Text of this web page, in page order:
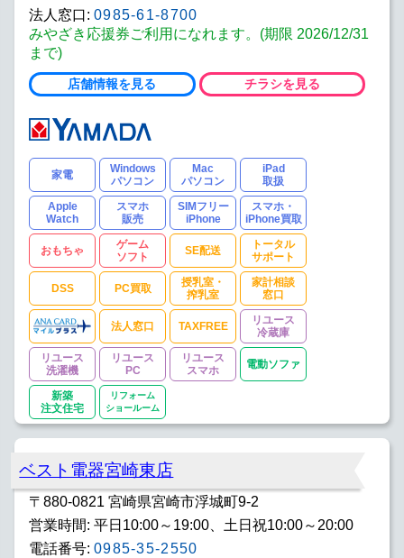
法人窓口: 0985-61-8700
みやざき応援券ご利用になれます。(期限 2026/12/31
まで)
店舗情報を見る チラシを見る
家電
Windows
パソコン
Mac
パソコン
iPad
取扱
Apple
Watch
スマホ
販売
SIMフリー
iPhone
スマホ・
iPhone買取
おもちゃ
ゲーム
ソフト
SE配送
トータル
サポート
DSS PC買取
授乳室・
搾乳室
家計相談
窓口
法人窓口 TAXFREE
リユース
冷蔵庫
リユース
洗濯機
リユース
PC
リユース
スマホ
電動ソファ
新築
注文住宅
リフォーム
ショールーム
ベスト電器宮崎東店
〒880-0821 宮崎県宮崎市浮城町9-2
営業時間: 平日10:00～19:00、土日祝10:00～20:00
電話番号: 0985-35-2550